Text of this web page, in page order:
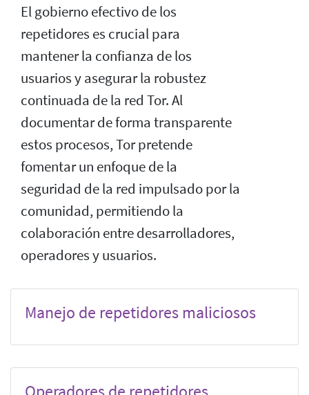
El gobierno efectivo de los
repetidores es crucial para
mantener la confianza de los
usuarios y asegurar la robustez
continuada de la red Tor. Al
documentar de forma transparente
estos procesos, Tor pretende
fomentar un enfoque de la
seguridad de la red impulsado por la
comunidad, permitiendo la
colaboración entre desarrolladores,
operadores y usuarios.
Manejo de repetidores maliciosos